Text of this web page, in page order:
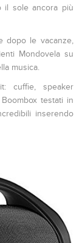
il sole ancora più
dopo le vacanze,
Mondovela su
musica.
cuffie, speaker
testati in
inserendo